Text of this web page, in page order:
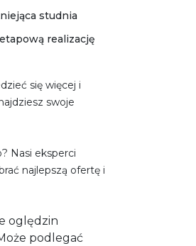
studnia
realizację
się więcej i
swoje
Nasi eksperci
najlepszą ofertę i
oględzin
podlegać